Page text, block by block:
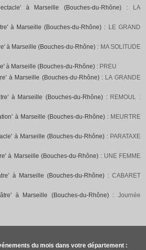
à Marseille (Bouches-du-Rhône) :
LA
à Marseille (Bouches-du-Rhône) : LE GRAND
à Marseille (Bouches-du-Rhône) : MA SOLITUDE
à Marseille (Bouches-du-Rhône) : PREU
à Marseille (Bouches-du-Rhône) : LA GRANDE
à Marseille (Bouches-du-Rhône) : REMOUL :
à Marseille (Bouches-du-Rhône) : MEURTRE
à Marseille (Bouches-du-Rhône) : PARATAXE
à Marseille (Bouches-du-Rhône) : UNE FEMME
à Marseille (Bouches-du-Rhône) : CABARET
à Marseille (Bouches-du-Rhône) : Journée
du mois dans votre département :